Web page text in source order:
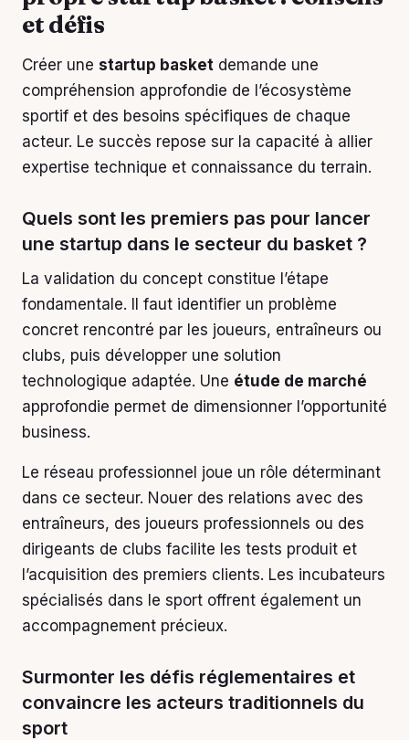
et défis
Créer une startup basket demande une
compréhension approfondie de l’écosystème
sportif et des besoins spécifiques de chaque
acteur. Le succès repose sur la capacité à allier
expertise technique et connaissance du terrain.
Quels sont les premiers pas pour lancer
une startup dans le secteur du basket ?
La validation du concept constitue l’étape
fondamentale. Il faut identifier un problème
concret rencontré par les joueurs, entraîneurs ou
clubs, puis développer une solution
technologique adaptée. Une étude de marché
approfondie permet de dimensionner l’opportunité
business.
Le réseau professionnel joue un rôle déterminant
dans ce secteur. Nouer des relations avec des
entraîneurs, des joueurs professionnels ou des
dirigeants de clubs facilite les tests produit et
l’acquisition des premiers clients. Les incubateurs
spécialisés dans le sport offrent également un
accompagnement précieux.
Surmonter les défis réglementaires et
convaincre les acteurs traditionnels du
sport